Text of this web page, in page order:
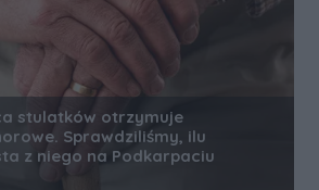
stulatków otrzymuje
Sprawdziliśmy, ilu
z niego na Podkarpaciu